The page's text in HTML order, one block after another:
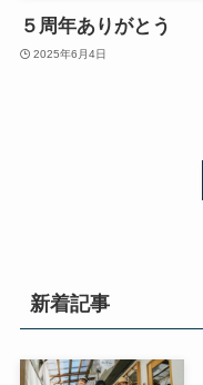
５周年ありがとう
2025年6月4日
新着記事